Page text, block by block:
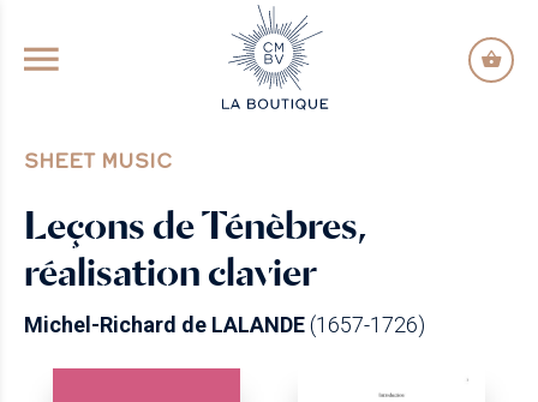
GO TO PRINCIPAL CONTENT
SHEET MUSIC
Leçons de Ténèbres,
réalisation clavier
Michel-Richard de LALANDE(1657-1726)